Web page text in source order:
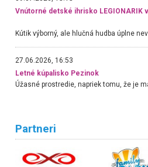
Vnútorné detské ihrisko LEGIONARIK
27.06.2026, 16:53
Letné kúpalisko Pezinok
Partneri